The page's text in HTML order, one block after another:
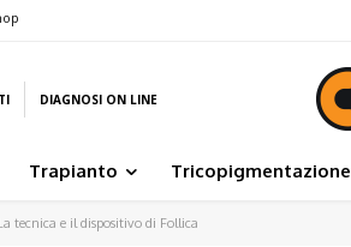
DIAGNOSI ON LINE
Trapianto Tricopigmentazione
tecnica e il dispositivo di Follica